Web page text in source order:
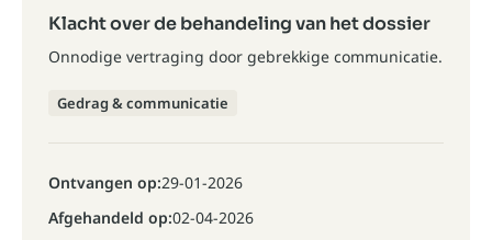
Klacht over de behandeling van het dossier
Onnodige vertraging door gebrekkige communicatie.
Gedrag & communicatie
Ontvangen op:29-01-2026
Afgehandeld op:02-04-2026